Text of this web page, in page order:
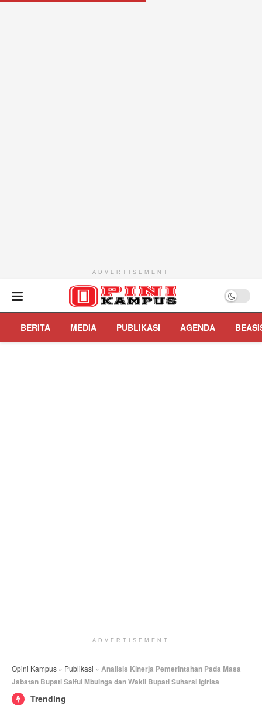
ADVERTISEMENT
BERITA MEDIA PUBLIKASI AGENDA
ADVERTISEMENT
Opini Kampus » Publikasi » Analisis Kinerja Pemerintahan Pada Masa
Jabatan Bupati Saiful Mbuinga dan Wakil Bupati Suharsi Igirisa
Trending